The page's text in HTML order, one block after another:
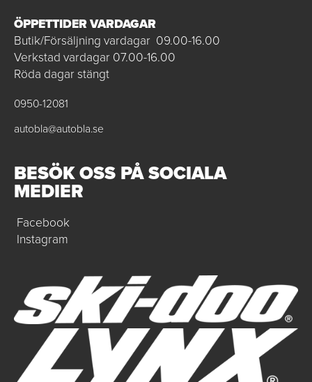
ÖPPETTIDER VARDAGAR
Butik/Försäljning vardagar 09.00-16.00
Verkstad vardagar 07.00-16.00
Röda dagar stängt
0950-12081
autobla@autobla.se
BESÖK OSS PÅ SOCIALA
MEDIER
Facebook
Instagram